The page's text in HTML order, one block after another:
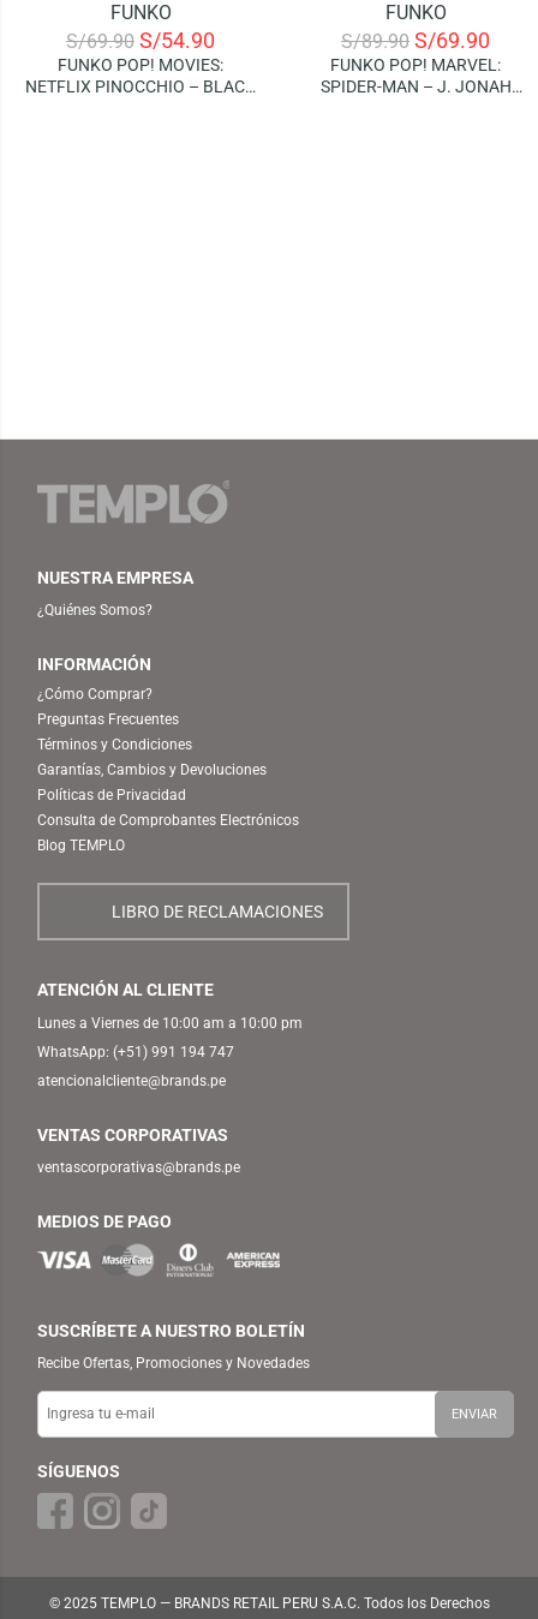
FUNKO
S/69.90 S/54.90
FUNKO POP! MOVIES:
NETFLIX PINOCCHIO – BLACK
FUNKO
S/89.90 S/69.90
FUNKO POP! MARVEL:
SPIDER-MAN – J. JONAH
NUESTRA EMPRESA
¿Quiénes Somos?
INFORMACIÓN
¿Cómo Comprar?
Preguntas Frecuentes
Términos y Condiciones
Garantías, Cambios y Devoluciones
Políticas de Privacidad
Consulta de Comprobantes Electrónicos
Blog TEMPLO
LIBRO DE RECLAMACIONES
ATENCIÓN AL CLIENTE
Lunes a Viernes de 10:00 am a 10:00 pm
WhatsApp: (+51) 991 194 747
atencionalcliente@brands.pe
VENTAS CORPORATIVAS
ventascorporativas@brands.pe
MEDIOS DE PAGO
SUSCRÍBETE A NUESTRO BOLETÍN
Recibe Ofertas, Promociones y Novedades
SÍGUENOS
© 2025 TEMPLO — BRANDS RETAIL PERU S.A.C. Todos los Derechos